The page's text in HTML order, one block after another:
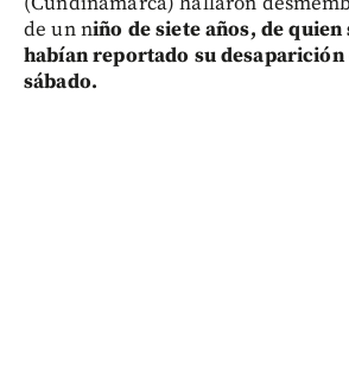
de un niño de siete años, de
habían reportado su desaparición
sábado.